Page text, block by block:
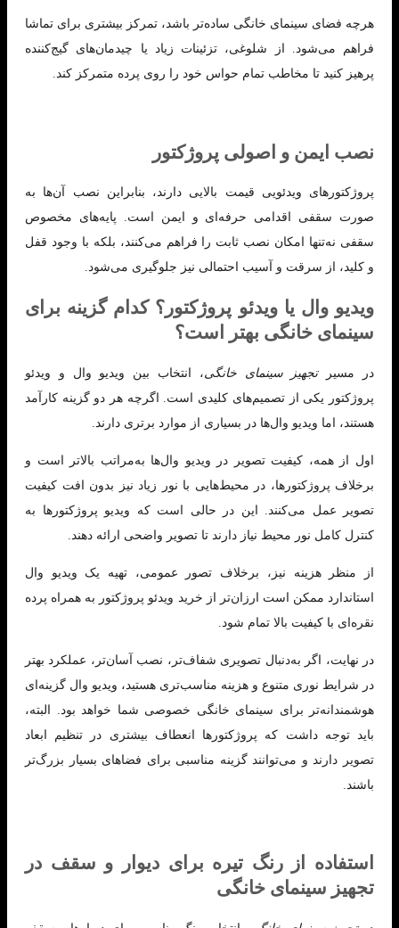
هرچه فضای سینمای خانگی ساده‌تر باشد، تمرکز بیشتری برای تماشا
فراهم می‌شود. از شلوغی، تزئینات زیاد یا چیدمان‌های گیج‌کننده
پرهیز کنید تا مخاطب تمام حواس خود را روی پرده متمرکز کند.
نصب ایمن و اصولی پروژکتور
پروژکتورهای ویدئویی قیمت بالایی دارند، بنابراین نصب آن‌ها به
صورت سقفی اقدامی حرفه‌ای و ایمن است. پایه‌های مخصوص
سقفی نه‌تنها امکان نصب ثابت را فراهم می‌کنند، بلکه با وجود قفل
و کلید، از سرقت و آسیب احتمالی نیز جلوگیری می‌شود.
ویدیو وال یا ویدئو پروژکتور؟ کدام گزینه برای
سینمای خانگی بهتر است؟
در مسیرتجهیز سینمای خانگی، انتخاب بین ویدیو وال و ویدئو
پروژکتور یکی از تصمیم‌های کلیدی است. اگرچه هر دو گزینه کارآمد
هستند، اما ویدیو وال‌ها در بسیاری از موارد برتری دارند.
اول از همه، کیفیت تصویر در ویدیو وال‌ها به‌مراتب بالاتر است و
برخلاف پروژکتورها، در محیط‌هایی با نور زیاد نیز بدون افت کیفیت
تصویر عمل می‌کنند. این در حالی است که ویدیو پروژکتورها به
کنترل کامل نور محیط نیاز دارند تا تصویر واضحی ارائه دهند.
از منظر هزینه نیز، برخلاف تصور عمومی، تهیه یک ویدیو وال
استاندارد ممکن است ارزان‌تر از خرید ویدئو پروژکتور به همراه پرده
نقره‌ای با کیفیت بالا تمام شود.
در نهایت، اگر به‌دنبال تصویری شفاف‌تر، نصب آسان‌تر، عملکرد بهتر
در شرایط نوری متنوع و هزینه مناسب‌تری هستید، ویدیو وال گزینه‌ای
هوشمندانه‌تر برای سینمای خانگی خصوصی شما خواهد بود. البته،
باید توجه داشت که پروژکتورها انعطاف بیشتری در تنظیم ابعاد
تصویر دارند و می‌توانند گزینه مناسبی برای فضاهای بسیار بزرگ‌تر
باشند.
استفاده از رنگ تیره برای دیوار و سقف در
تجهیز سینمای خانگی